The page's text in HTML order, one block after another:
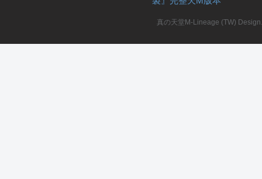
真の天堂M-Lineage (TW)